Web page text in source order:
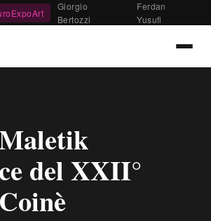
Giorgio
Bertozzi
Ferdan
Yusufi
del XXII°